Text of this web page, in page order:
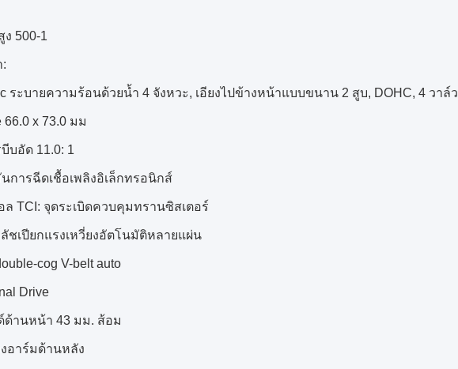
500-1
ระบายความร้อนด้วยน้ำ 4 จังหวะ, เอียงไปข้างหน้าแบบขนาน 2 สูบ, DOHC, 4 วาล์ว
66.0 x 73.0 มม
บอัด 11.0: 1
การฉีดเชื้อเพลิงอิเล็กทรอนิกส์
ล TCI: จุดระเบิดควบคุมทรานซิสเตอร์
ชเปียกแรงเหวี่ยงอัตโนมัติหลายแผ่น
cog V-belt auto
Drive
ด้านหน้า 43 มม. ส้อม
งอาร์มด้านหลัง